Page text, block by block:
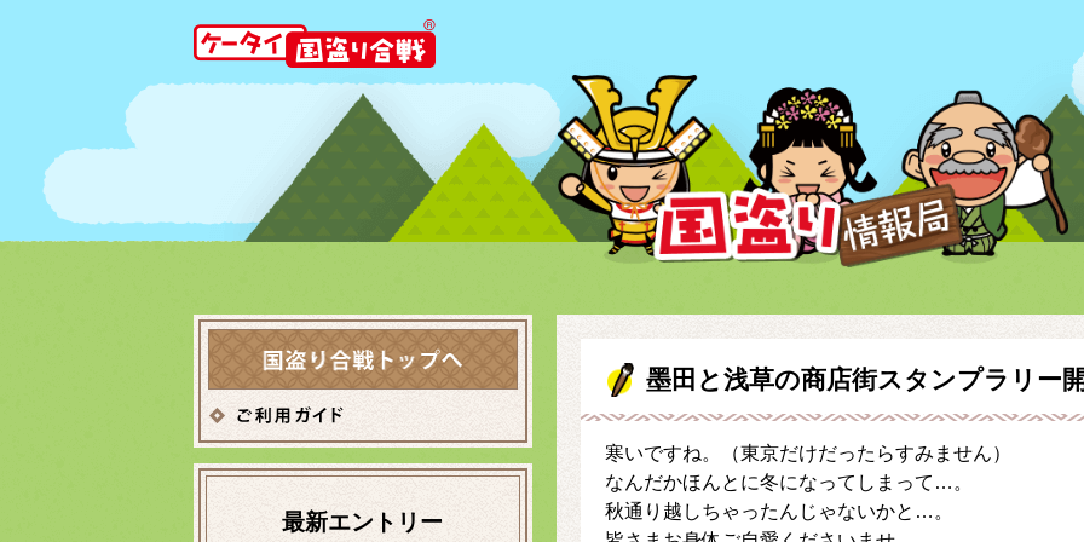
最新エントリー
墨田と浅草の商店街スタンプラリー
寒いですね。（東京だけだったらすみません）
なんだかほんとに冬になってしまって…。
秋通り越しちゃったんじゃないかと…。